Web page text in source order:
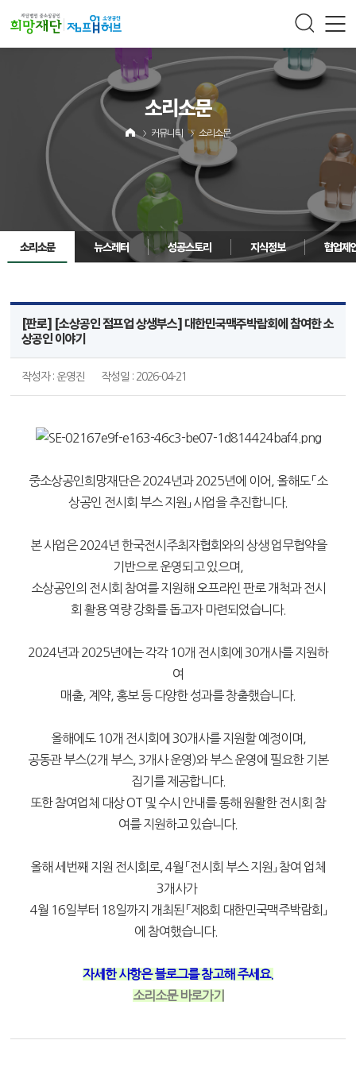
소리소문
커뮤니티 소리소문
소리소문 뉴스레터 성공스토리 지식정보 협업제
[판로] [소상공인 점프업 상생부스] 대한민국맥주박람회에 참여한 소
상공인 이야기
작성자 : 운영진 작성일 : 2026-04-21
중소상공인희망재단은 2024년과 2025년에 이어, 올해도 「소
상공인 전시회 부스 지원」 사업을 추진합니다.
본 사업은 2024년 한국전시주최자협회와의 상생 업무협약을
기반으로 운영되고 있으며,
소상공인의 전시회 참여를 지원해 오프라인 판로 개척과 전시
회 활용 역량 강화를 돕고자 마련되었습니다.
2024년과 2025년에는 각각 10개 전시회에 30개사를 지원하
여
매출, 계약, 홍보 등 다양한 성과를 창출했습니다.
올해에도 10개 전시회에 30개사를 지원할 예정이며,
공동관 부스(2개 부스, 3개사 운영)와 부스 운영에 필요한 기본
집기를 제공합니다.
또한 참여업체 대상 OT 및 수시 안내를 통해 원활한 전시회 참
여를 지원하고 있습니다.
올해 세번째 지원 전시회로, 4월 「전시회 부스 지원」 참여 업체
3개사가
4월 16일부터 18일까지 개최된 「제8회 대한민국맥주박람회」
에 참여했습니다.
자세한 사항은 블로그를 참고해 주세요.
소리소문 바로가기